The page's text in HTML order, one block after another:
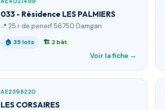
033 - Résidence LES PALMIERS
📍 25 r de penerf 56750 Damgan
🏠 35 lots 🏗 2 bât.
Voir la fiche →
AE2398220
LES CORSAIRES